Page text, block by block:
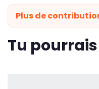
Plus de
Tu